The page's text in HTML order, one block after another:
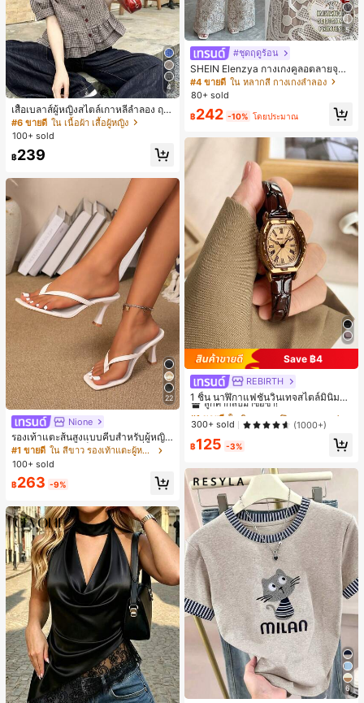
4
เสื้อเบลาส์ผู้หญิงสไตล์เกาหลีลำลอง ฤดู
ใบไม้ผลิ/ฤดูร้อนใหม่ ชายระบาย ชิคแล
ะหรูหรา
#6 ขายดี ใน เนื้อผ้า เสื้อผู้หญิง
100+ sold
฿239
22
Nione
รองเท้าแตะส้นสูงแบบคีบสำหรับผู้หญิง
สไตล์คลาสสิก สีบล็อก สไตล์แฟรี่ฤดูร้อ
น ส้นเข็ม รองเท้าแตะแบบคีบ รองเท้าแ
ตะชายหาดแฟชั่นสายไขว้ รองเท้าผู้ห
ญิง สำหรับออฟฟิศ บ้าน กลางแจ้ง ดีไซ
น์หัวเหลี่ยม ชิคและหรูหรา สำหรับเดทไ
นท์
#1 ขายดี
ใน สีขาว รองเท้าแตะผู้หญิง
100+ sold
฿263 -9%
5
#ชุดฤดูร้อน
SHEIN Elenzya กางเกงคูลอตลายจุดเ
อวสูงแบบใหม่สำหรับฤดูใบไม้ผลิ/ฤดูร้อ
น, สไตล์หรูหราเหมาะสำหรับใส่ในชีวิต
ทจสำหรับฤดูรับปริญญา, เทศกาลดนตร
#4 ขายดี ใน หลากสี กางเกงลำลอง
80+ sold
฿242 -10% โดยประมาณ
Save ฿4
REBIRTH
1 ชิ้น นาฬิกาแฟชั่นวินเทจสไตล์มินิมอล
เลขโรมันสำหรับผู้หญิง เหมาะสำหรับก
ารตกแต่งประจำวัน
#1 ขายดี
ลูกค้ากลับมาซื้อซ้ำ!
#1 ขายดี
ลูกค้ากลับมาซื้อซ้ำ!
#1 ขายดี
ลูกค้ากลับมาซื้อซ้ำ!
#1 ขายดี
ลูกค้ากลับมาซื้อซ้ำ!
300+ sold (1000+)
฿125 -3%
6